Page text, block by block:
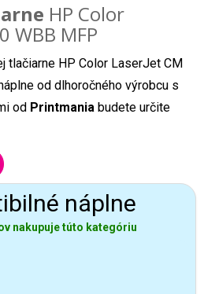
HP Color
WBB MFP
tlačiarne HP Color LaserJet CM
od dlhoročného výrobcu s
od Printmania budete určite
náplne
nakupuje túto kategóriu